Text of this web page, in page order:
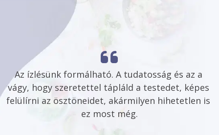
Az ízlésünk formálható. A tudatosság és az a
vágy, hogy szeretettel tápláld a testedet, képes
felülírni az ösztöneidet, akármilyen hihetetlen is
ez most még.